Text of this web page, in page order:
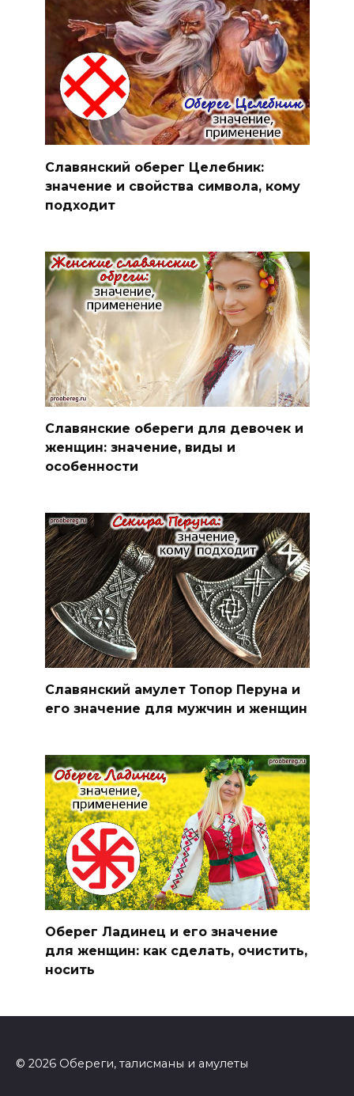
Славянский оберег Целебник:
значение и свойства символа, кому
подходит
Славянские обереги для девочек и
женщин: значение, виды и
особенности
Славянский амулет Топор Перуна и
его значение для мужчин и женщин
Оберег Ладинец и его значение
для женщин: как сделать, очистить,
носить
© 2026 Обереги, талисманы и амулеты